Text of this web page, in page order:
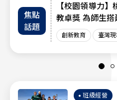
焦點
話題
【校園領導力
教卓獎 為師生
創新教育 臺灣
教師
增能
教育部首辦「
工作坊」
創新教育 臺灣
趨勢
政策
退而不休，無
教育奉獻獎獲獎
教師 教育奉獻獎
班級經營